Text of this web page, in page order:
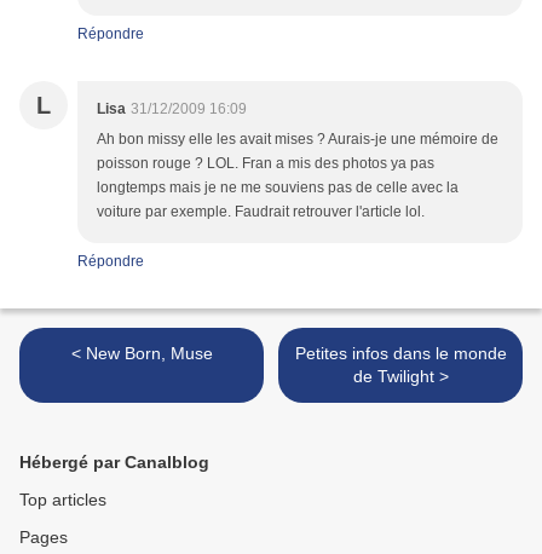
Répondre
L Lisa 31/12/2009 16:09
Ah bon missy elle les avait mises ? Aurais-je une mémoire de
poisson rouge ? LOL. Fran a mis des photos ya pas
longtemps mais je ne me souviens pas de celle avec la
voiture par exemple. Faudrait retrouver l'article lol.
Répondre
< New Born, Muse
Petites infos dans le monde
de Twilight >
Hébergé par Canalblog
Top articles
Pages